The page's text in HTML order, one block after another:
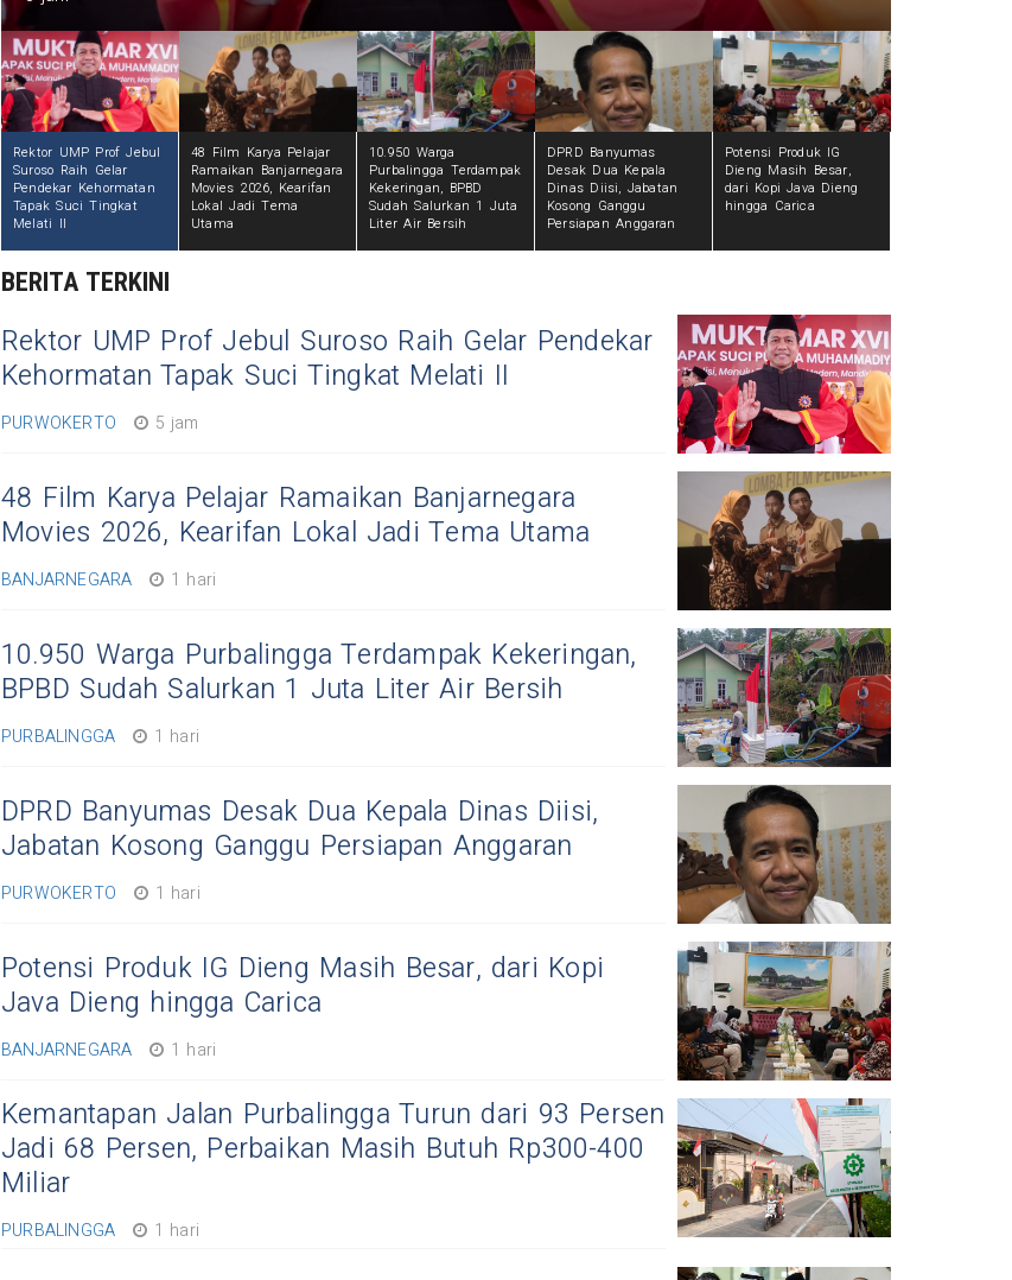
Rektor UMP Prof Jebul
Suroso Raih Gelar
Pendekar Kehormatan
Tapak Suci Tingkat
Melati II
48 Film Karya Pelajar
Ramaikan Banjarnegara
Movies 2026, Kearifan
Lokal Jadi Tema
Utama
10.950 Warga
Purbalingga Terdampak
Kekeringan, BPBD
Sudah Salurkan 1 Juta
Liter Air Bersih
DPRD Banyumas
Desak Dua Kepala
Dinas Diisi, Jabatan
Kosong Ganggu
Persiapan Anggaran
Potensi Produk IG
Dieng Masih Besar,
dari Kopi Java Dieng
hingga Carica
BERITA TERKINI
Rektor UMP Prof Jebul Suroso Raih Gelar Pendekar
Kehormatan Tapak Suci Tingkat Melati II
PURWOKERTO 5 jam
48 Film Karya Pelajar Ramaikan Banjarnegara
Movies 2026, Kearifan Lokal Jadi Tema Utama
BANJARNEGARA 1 hari
10.950 Warga Purbalingga Terdampak Kekeringan,
BPBD Sudah Salurkan 1 Juta Liter Air Bersih
PURBALINGGA 1 hari
DPRD Banyumas Desak Dua Kepala Dinas Diisi,
Jabatan Kosong Ganggu Persiapan Anggaran
PURWOKERTO 1 hari
Potensi Produk IG Dieng Masih Besar, dari Kopi
Java Dieng hingga Carica
BANJARNEGARA 1 hari
Kemantapan Jalan Purbalingga Turun dari 93 Persen
Jadi 68 Persen, Perbaikan Masih Butuh Rp300-400
Miliar
PURBALINGGA 1 hari